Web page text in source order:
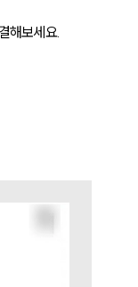
해보세요.